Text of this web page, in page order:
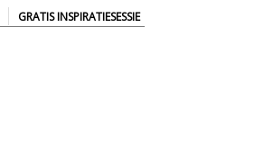
| GRATIS INSPIRATIESESSIE